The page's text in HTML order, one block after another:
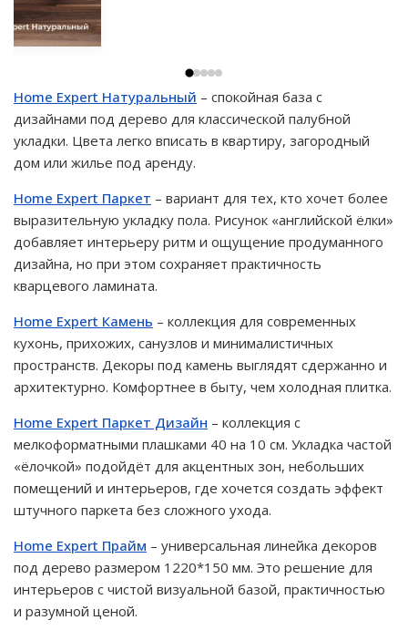
Home Expert Натуральный – спокойная база с
дизайнами под дерево для классической палубной
укладки. Цвета легко вписать в квартиру, загородный
дом или жилье под аренду.
Home Expert Паркет – вариант для тех, кто хочет более
выразительную укладку пола. Рисунок «английской ёлки»
добавляет интерьеру ритм и ощущение продуманного
дизайна, но при этом сохраняет практичность
кварцевого ламината.
Home Expert Камень – коллекция для современных
кухонь, прихожих, санузлов и минималистичных
пространств. Декоры под камень выглядят сдержанно и
архитектурно. Комфортнее в быту, чем холодная плитка.
Home Expert Паркет Дизайн – коллекция с
мелкоформатными плашками 40 на 10 см. Укладка частой
«ёлочкой» подойдёт для акцентных зон, небольших
помещений и интерьеров, где хочется создать эффект
штучного паркета без сложного ухода.
Home Expert Прайм – универсальная линейка декоров
под дерево размером 1220*150 мм. Это решение для
интерьеров с чистой визуальной базой, практичностью
и разумной ценой.